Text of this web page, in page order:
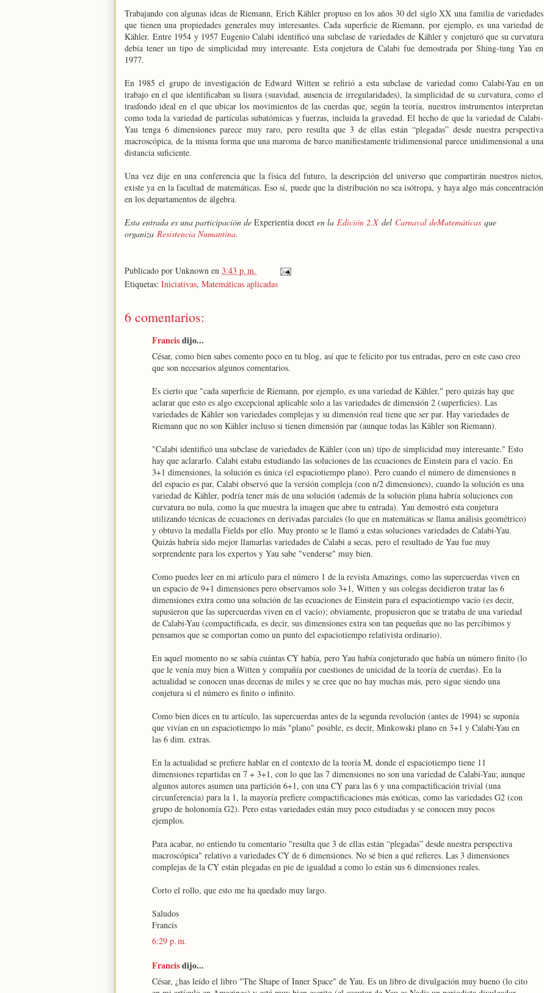
Trabajando con algunas ideas de Riemann, Erich Kähler propuso en los años 30 del siglo XX una familia de variedades
que tienen una propiedades generales muy interesantes. Cada superficie de Riemann, por ejemplo, es una variedad de
Kähler. Entre 1954 y 1957 Eugenio Calabi identificó una subclase de variedades de Kähler y conjeturó que su curvatura
debía tener un tipo de simplicidad muy interesante. Esta conjetura de Calabi fue demostrada por Shing-tung Yau en
1977.
En 1985 el grupo de investigación de Edward Witten se refirió a esta subclase de variedad como Calabi-Yau en un
trabajo en el que identificaban su lisura (suavidad, ausencia de irregularidades), la simplicidad de su curvatura, como el
trasfondo ideal en el que ubicar los movimientos de las cuerdas que, según la teoría, nuestros instrumentos interpretan
como toda la variedad de partículas subatómicas y fuerzas, incluida la gravedad. El hecho de que la variedad de Calabi-
Yau tenga 6 dimensiones parece muy raro, pero resulta que 3 de ellas están “plegadas” desde nuestra perspectiva
macroscópica, de la misma forma que una maroma de barco manifiestamente tridimensional parece unidimensional a una
distancia suficiente.
Una vez dije en una conferencia que la física del futuro, la descripción del universo que compartirán nuestros nietos,
existe ya en la facultad de matemáticas. Eso sí, puede que la distribución no sea isótropa, y haya algo más concentración
en los departamentos de álgebra.
Esta entrada es una participación de Experientia docet en la Edición 2.X del Carnaval deMatemáticas que
organiza Resistencia Numantina.
Publicado por Unknown en 3:43 p. m.
Etiquetas: Iniciativas, Matemáticas aplicadas
6 comentarios:
Francisdijo...
César, como bien sabes comento poco en tu blog, así que te felicito por tus entradas, pero en este caso creo
que son necesarios algunos comentarios.
Es cierto que "cada superficie de Riemann, por ejemplo, es una variedad de Kähler," pero quizás hay que
aclarar que esto es algo excepcional aplicable solo a las variedades de dimensión 2 (superficies). Las
variedades de Kähler son variedades complejas y su dimensión real tiene que ser par. Hay variedades de
Riemann que no son Kähler incluso si tienen dimensión par (aunque todas las Kähler son Riemann).
"Calabi identificó una subclase de variedades de Kähler (con un) tipo de simplicidad muy interesante." Esto
hay que aclararlo. Calabi estaba estudiando las soluciones de las ecuaciones de Einstein para el vacío. En
3+1 dimensiones, la solución es única (el espaciotiempo plano). Pero cuando el número de dimensiones n
del espacio es par, Calabi observó que la versión compleja (con n/2 dimensiones), cuando la solución es una
variedad de Kähler, podría tener más de una solución (además de la solución plana habría soluciones con
curvatura no nula, como la que muestra la imagen que abre tu entrada). Yau demostró esta conjetura
utilizando técnicas de ecuaciones en derivadas parciales (lo que en matemáticas se llama análisis geométrico)
y obtuvo la medalla Fields por ello. Muy pronto se le llamó a estas soluciones variedades de Calabi-Yau.
Quizás habría sido mejor llamarlas variedades de Calabi a secas, pero el resultado de Yau fue muy
sorprendente para los expertos y Yau sabe "venderse" muy bien.
Como puedes leer en mi artículo para el número 1 de la revista Amazings, como las supercuerdas viven en
un espacio de 9+1 dimensiones pero observamos solo 3+1, Witten y sus colegas decidieron tratar las 6
dimensiones extra como una solución de las ecuaciones de Einstein para el espaciotiempo vacío (es decir,
supusieron que las supercuerdas viven en el vacío); obviamente, propusieron que se trataba de una variedad
de Calabi-Yau (compactificada, es decir, sus dimensiones extra son tan pequeñas que no las percibimos y
pensamos que se comportan como un punto del espaciotiempo relativista ordinario).
En aquel momento no se sabía cuántas CY había, pero Yau había conjeturado que había un número finito (lo
que le venía muy bien a Witten y compañía por cuestiones de unicidad de la teoría de cuerdas). En la
actualidad se conocen unas decenas de miles y se cree que no hay muchas más, pero sigue siendo una
conjetura si el número es finito o infinito.
Como bien dices en tu artículo, las supercuerdas antes de la segunda revolución (antes de 1994) se suponía
que vivían en un espaciotiempo lo más "plano" posible, es decir, Minkowski plano en 3+1 y Calabi-Yau en
las 6 dim. extras.
En la actualidad se prefiere hablar en el contexto de la teoría M, donde el espaciotiempo tiene 11
dimensiones repartidas en 7 + 3+1, con lo que las 7 dimensiones no son una variedad de Calabi-Yau; aunque
algunos autores asumen una partición 6+1, con una CY para las 6 y una compactificación trivial (una
circunferencia) para la 1, la mayoría prefiere compactificaciones más exóticas, como las variedades G2 (con
grupo de holonomía G2). Pero estas variedades están muy poco estudiadas y se conocen muy pocos
ejemplos.
Para acabar, no entiendo tu comentario "resulta que 3 de ellas están “plegadas” desde nuestra perspectiva
macroscópica" relativo a variedades CY de 6 dimensiones. No sé bien a qué refieres. Las 3 dimensiones
complejas de la CY están plegadas en pie de igualdad a como lo están sus 6 dimensiones reales.
Corto el rollo, que esto me ha quedado muy largo.
Saludos
Francis
6:29 p. m.
Francisdijo...
César, ¿has leído el libro "The Shape of Inner Space" de Yau. Es un libro de divulgación muy bueno (lo cito